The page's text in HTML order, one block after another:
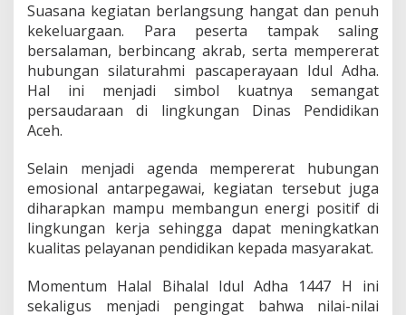
Suasana kegiatan berlangsung hangat dan penuh
kekeluargaan. Para peserta tampak saling
bersalaman, berbincang akrab, serta mempererat
hubungan silaturahmi pascaperayaan Idul Adha.
Hal ini menjadi simbol kuatnya semangat
persaudaraan di lingkungan Dinas Pendidikan
Aceh.
Selain menjadi agenda mempererat hubungan
emosional antarpegawai, kegiatan tersebut juga
diharapkan mampu membangun energi positif di
lingkungan kerja sehingga dapat meningkatkan
kualitas pelayanan pendidikan kepada masyarakat.
Momentum Halal Bihalal Idul Adha 1447 H ini
sekaligus menjadi pengingat bahwa nilai-nilai